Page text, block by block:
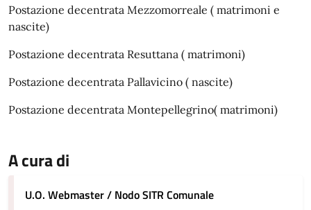
Postazione decentrata Mezzomorreale ( matrimoni e
nascite)
Postazione decentrata Resuttana ( matrimoni)
Postazione decentrata Pallavicino ( nascite)
Postazione decentrata Montepellegrino( matrimoni)
A cura di
U.O. Webmaster / Nodo SITR Comunale